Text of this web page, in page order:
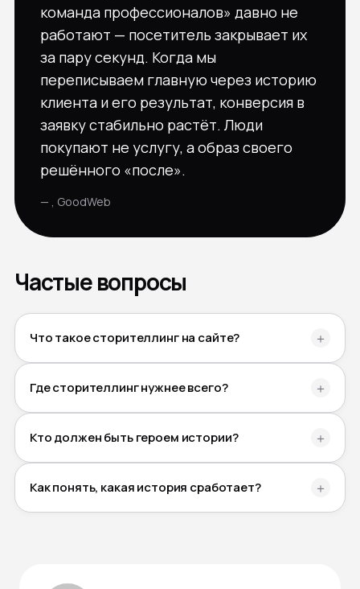
команда профессионалов» давно не
работают — посетитель закрывает их
за пару секунд. Когда мы
переписываем главную через историю
клиента и его результат, конверсия в
заявку стабильно растёт. Люди
покупают не услугу, а образ своего
решённого «после».
— , GoodWeb
Частые вопросы
Что такое сторителлинг на сайте? ＋
Где сторителлинг нужнее всего? ＋
Кто должен быть героем истории? ＋
Как понять, какая история сработает? ＋